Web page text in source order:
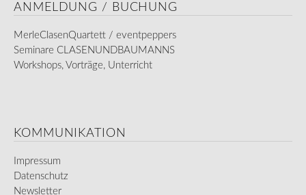
ANMELDUNG / BUCHUNG
MerleClasenQuartett / eventpeppers
Seminare CLASENUNDBAUMANNS
Workshops, Vorträge, Unterricht
KOMMUNIKATION
Impressum
Datenschutz
Newsletter